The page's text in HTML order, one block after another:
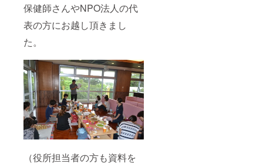
保健師さんやNPO法人の代
表の方にお越し頂きまし
た。
（役所担当者の方も資料を